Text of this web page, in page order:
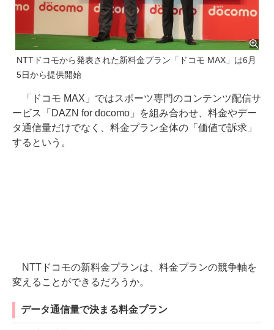
NTTドコモから発表された新料金プラン「ドコモ MAX」は6月
5日から提供開始
「ドコモ MAX」ではスポーツ専門のコンテンツ配信サ
ービス「DAZN for docomo」を組み合わせ、料金やデー
タ通信量だけでなく、料金プラン全体の「価値で訴求」
するという。
NTTドコモの新料金プランは、料金プランの競争軸を
変えることができるだろうか。
データ通信量で決まる料金プラン